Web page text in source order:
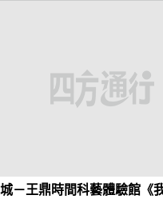
－王鼎時間科藝體驗館《